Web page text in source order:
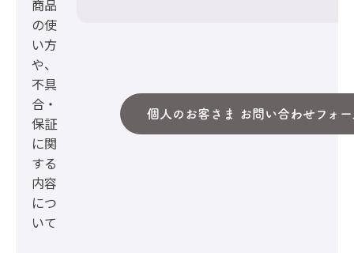
商品
の使
い方
や、
不具
合・
保証
に関
する
内容
につ
いて
個人のお客さま お問い合わせフォー